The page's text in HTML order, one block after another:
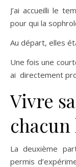
J’ai accueilli le
pour qui la
Au départ, elles
Une fois une
ai directement
Vivre
La deuxième
permis